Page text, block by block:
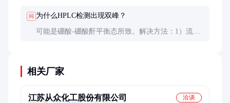
问 为什么HPLC检测出现双峰？
可能是硼酸-硼酸酐平衡态所致。解决方法：1）流动
相关厂家
江苏从众化工股份有限公司
洽谈